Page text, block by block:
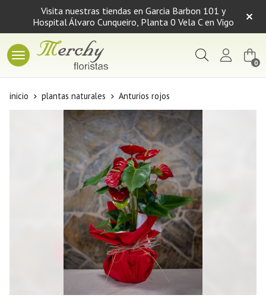
Visita nuestras tiendas en Garcia Barbon 101 y
Hospital Álvaro Cunqueiro, Planta 0 Vela C en Vigo
Buscar 0
inicio plantas naturales Anturios rojos